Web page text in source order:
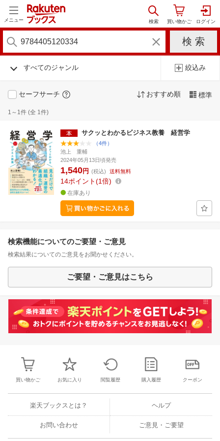
メニュー
すべてのジャンル 絞込み
セーフサーチ おすすめ順 標準
1～1件 (全 1件)
サクッとわかるビジネス教養 経営学
（4件）
池上 重輔
2024年05月13日頃発売
1,540円 (税込) 送料無料
14ポイント 1倍
在庫あり
検索機能についてのご要望・ご意見
検索結果についてのご意見をお聞かせください。
ご要望・ご意見はこちら
買い物かご お気に入り 閲覧履歴 購入履歴 クーポン
楽天ブックスとは？ ヘルプ
お問い合わせ ご意見・ご要望